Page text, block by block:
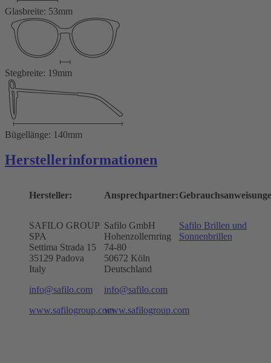
Glasbreite: 53mm
Stegbreite: 19mm
Bügellänge: 140mm
Herstellerinformationen
Hersteller:
SAFILO GROUP
SPA
Settima Strada 15
35129 Padova
Italy
info@safilo.com
www.safilogroup.com
Ansprechpartner:
Safilo GmbH
Hohenzollernring
74-80
50672 Köln
Deutschland
info@safilo.com
www.safilogroup.com
Safilo Brillen und
Sonnenbrillen